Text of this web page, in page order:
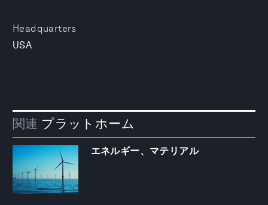
Headquarters
USA
関連 プラットホーム
エネルギー、マテリアル